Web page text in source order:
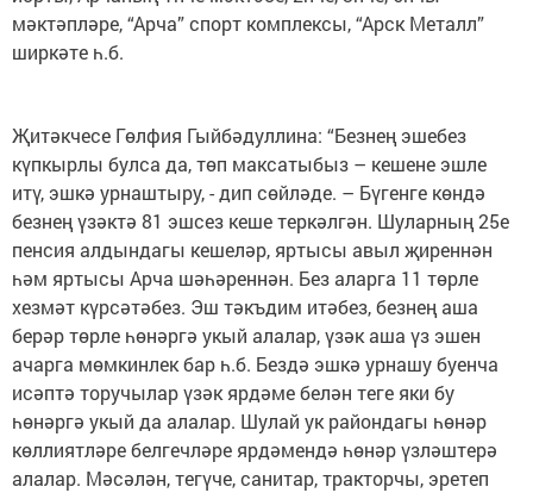
мәктәпләре, “Арча” спорт комплексы, “Арск Металл”
ширкәте һ.б.
Җитәкчесе Гөлфия Гыйбәдуллина: “Безнең эшебез
күпкырлы булса да, төп максатыбыз – кешене эшле
итү, эшкә урнаштыру, - дип сөйләде. – Бүгенге көндә
безнең үзәктә 81 эшсез кеше теркәлгән. Шуларның 25е
пенсия алдындагы кешеләр, яртысы авыл җиреннән
һәм яртысы Арча шәһәреннән. Без аларга 11 төрле
хезмәт күрсәтәбез. Эш тәкъдим итәбез, безнең аша
берәр төрле һөнәргә укый алалар, үзәк аша үз эшен
ачарга мөмкинлек бар һ.б. Бездә эшкә урнашу буенча
исәптә торучылар үзәк ярдәме белән теге яки бу
һөнәргә укый да алалар. Шулай ук райондагы һөнәр
көллиятләре белгечләре ярдәмендә һөнәр үзләштерә
алалар. Мәсәлән, тегүче, санитар, тракторчы, эретеп